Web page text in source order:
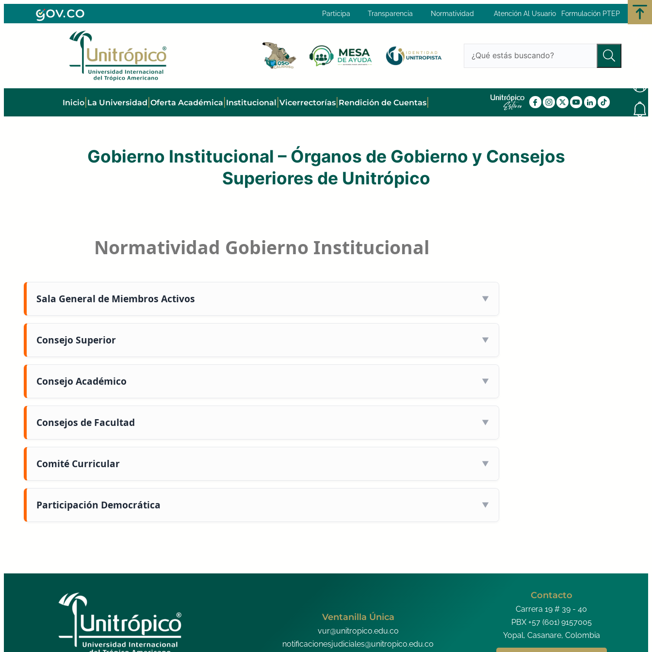
al
Participa Transparencia Normatividad Atención Al Usuario Formulación PTEP
Inicio| La Universidad Oferta Académica Institucional Vicerrectorías| Rendición de Cuentas|
Regresar
Gobierno Institucional – Órganos de Gobierno y Consejos
Superiores de Unitrópico
Normatividad Gobierno Institucional
Sala General de Miembros Activos
Consejo Superior
Consejo Académico
Consejos de Facultad
Comité Curricular
Participación Democrática
Ventanilla Única
vur@unitropico.edu.co
notificacionesjudiciales@unitropico.edu.co
Contacto
Carrera 19 # 39 - 40
PBX +57 (601) 9157005
Yopal, Casanare, Colombia